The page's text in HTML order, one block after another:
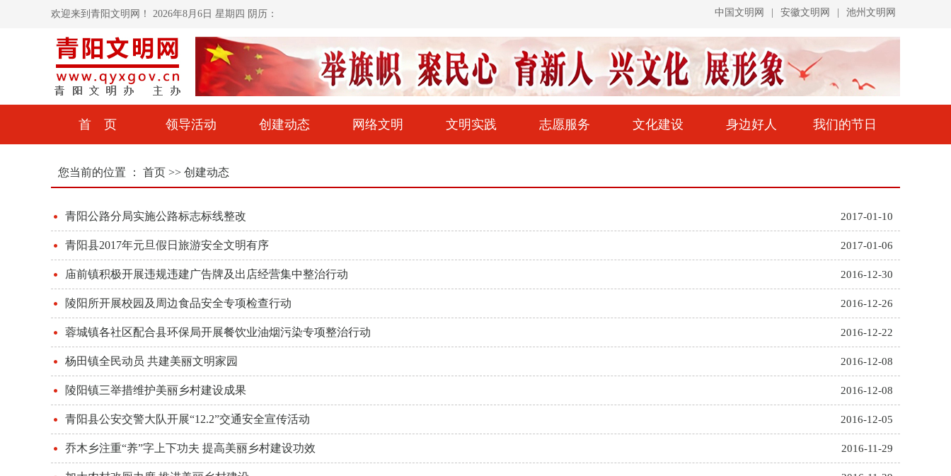
中国文明网 安徽文明网 池州文明网
欢迎来到青阳文明网！ 2026年8月6日 星期四 阴历：
首 页 领导活动 创建动态 网络文明 文明实践 志愿服务 文化建设 身边好人 我们的节日
您当前的位置 ： 首页 >> 创建动态
青阳公路分局实施公路标志标线整改 2017-01-10
青阳县2017年元旦假日旅游安全文明有序 2017-01-06
庙前镇积极开展违规违建广告牌及出店经营集中整治行动 2016-12-30
陵阳所开展校园及周边食品安全专项检查行动 2016-12-26
蓉城镇各社区配合县环保局开展餐饮业油烟污染专项整治行动 2016-12-22
杨田镇全民动员 共建美丽文明家园 2016-12-08
陵阳镇三举措维护美丽乡村建设成果 2016-12-08
青阳县公安交警大队开展“12.2”交通安全宣传活动 2016-12-05
乔木乡注重“养”字上下功夫 提高美丽乡村建设功效 2016-11-29